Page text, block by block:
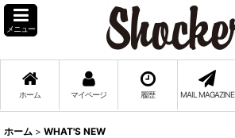
メニュー
ホーム マイページ 履歴 MAIL MAGAZINE
ホーム > WHAT'S NEW